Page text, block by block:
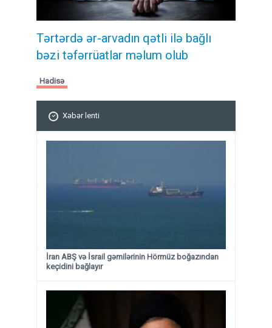
Tərtərdə ər-arvadın qətli ilə bağlı
bəzi təfərrüatlar məlum olub
Hadisə
Xəbər lenti
İran ABŞ və İsrail gəmilərinin Hörmüz boğazından
keçidini bağlayır